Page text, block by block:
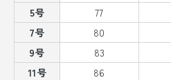
5号
77
7号
80
9号
83
11号
86